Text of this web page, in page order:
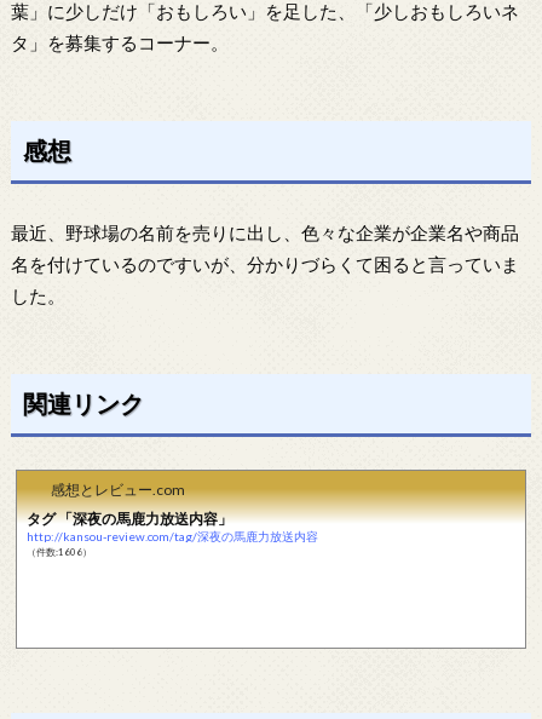
葉」に少しだけ「おもしろい」を足した、「少しおもしろいネ
タ」を募集するコーナー。
感想
最近、野球場の名前を売りに出し、色々な企業が企業名や商品
名を付けているのですいが、分かりづらくて困ると言っていま
した。
関連リンク
感想とレビュー.com
タグ 「深夜の馬鹿力放送内容」
http://kansou-review.com/tag/深夜の馬鹿力放送内容
（件数:1606）